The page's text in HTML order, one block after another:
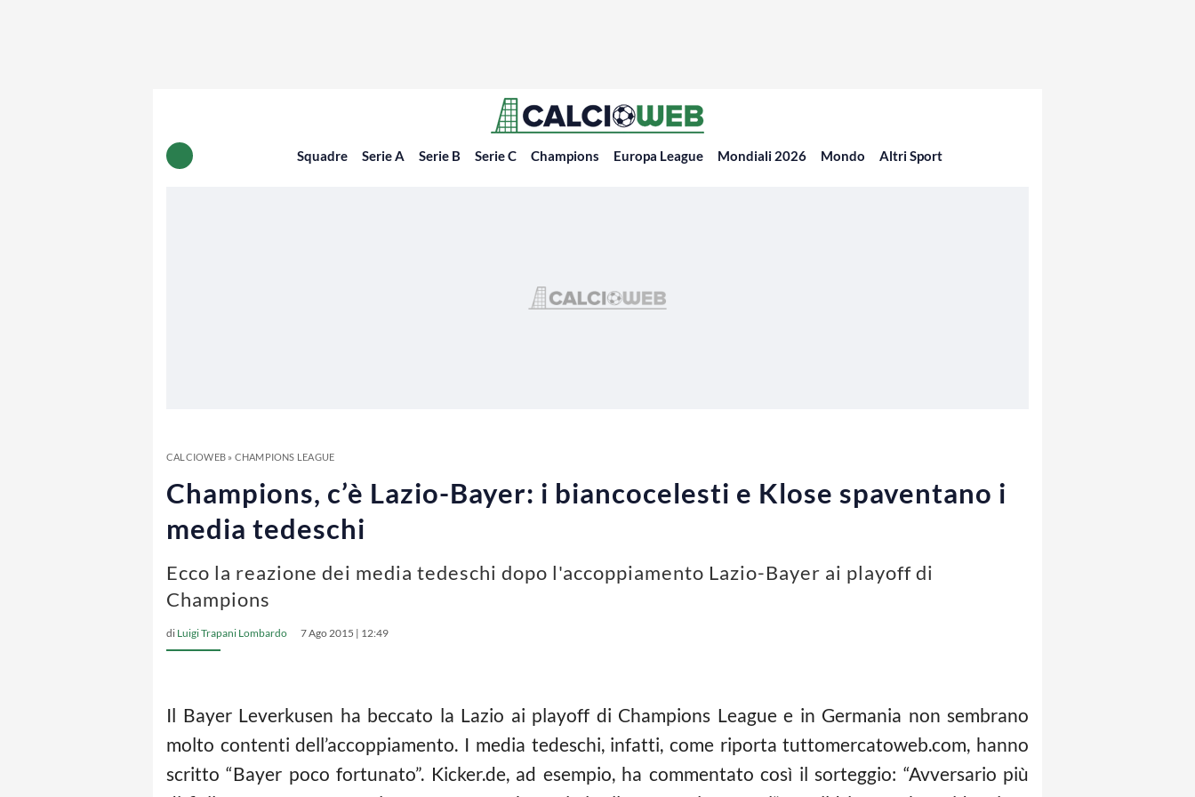
Squadre Serie A Serie B Serie C Champions Europa League Mondiali 2026 Mondo Altri Sport
CALCIOWEB» CHAMPIONS LEAGUE
Champions, c’è Lazio-Bayer: i biancocelesti e Klose spaventano i
media tedeschi
Ecco la reazione dei media tedeschi dopo l'accoppiamento Lazio-Bayer ai playoff di
Champions
di Luigi Trapani Lombardo 7 Ago 2015 | 12:49
Il Bayer Leverkusen ha beccato la Lazio ai playoff di Champions League e in Germania non sembrano
molto contenti dell’accoppiamento. I media tedeschi, infatti, come riporta tuttomercatoweb.com, hanno
scritto “Bayer poco fortunato”. Kicker.de, ad esempio, ha commentato così il sorteggio: “Avversario più